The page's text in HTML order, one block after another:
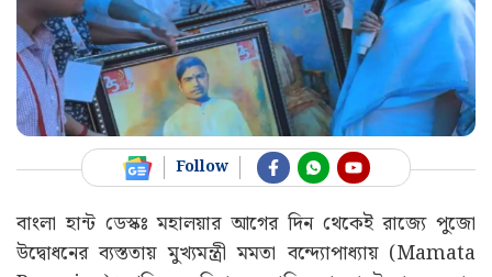
Follow
বাংলা হান্ট ডেস্কঃ মহালয়ার আগের দিন থেকেই রাজ্যে পুজো
উদ্বোধনের ব্যস্ততায় মুখ্যমন্ত্রী মমতা বন্দ্যোপাধ্যায় (Mamata